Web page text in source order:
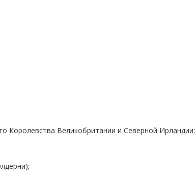
Королевства Великобритании и Северной Ирландии: